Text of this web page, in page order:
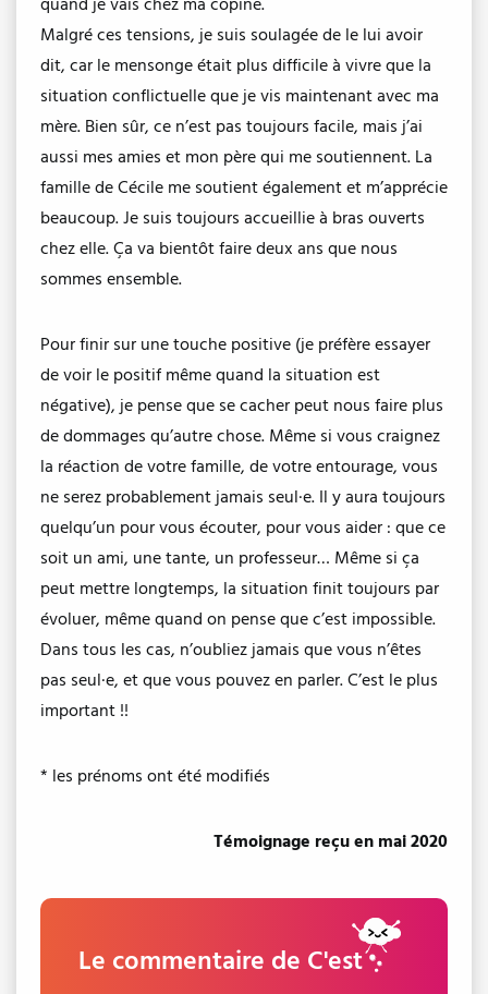
Malgré ces tensions, je suis soulagée de le lui avoir
dit, car le mensonge était plus difficile à vivre que la
situation conflictuelle que je vis maintenant avec ma
mère. Bien sûr, ce n’est pas toujours facile, mais j’ai
aussi mes amies et mon père qui me soutiennent. La
famille de Cécile me soutient également et m’apprécie
beaucoup. Je suis toujours accueillie à bras ouverts
chez elle. Ça va bientôt faire deux ans que nous
sommes ensemble.
Pour finir sur une touche positive (je préfère essayer
de voir le positif même quand la situation est
négative), je pense que se cacher peut nous faire plus
de dommages qu’autre chose. Même si vous craignez
la réaction de votre famille, de votre entourage, vous
ne serez probablement jamais seul·e. Il y aura toujours
quelqu’un pour vous écouter, pour vous aider : que ce
soit un ami, une tante, un professeur… Même si ça
peut mettre longtemps, la situation finit toujours par
évoluer, même quand on pense que c’est impossible.
Dans tous les cas, n’oubliez jamais que vous n’êtes
pas seul·e, et que vous pouvez en parler. C’est le plus
important !!
* les prénoms ont été modifiés
Témoignage reçu en mai 2020
Le commentaire de C'est